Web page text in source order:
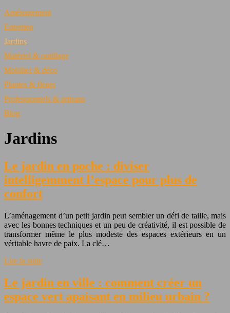
Aménagement
Entretien
Jardins
Matériel & outillage
Mobilier & déco
Plantes & fleurs
Professionnels & artisans
Blog
Jardins
Le jardin en poche : diviser
intelligemment l’espace pour plus de
confort
L’aménagement d’un petit jardin peut sembler un défi de taille, mais
avec les bonnes techniques et un peu de créativité, il est possible de
transformer même le plus modeste des espaces extérieurs en un
véritable havre de paix. La clé…
Lire la suite
Le jardin en ville : comment créer un
espace vert apaisant en milieu urbain ?